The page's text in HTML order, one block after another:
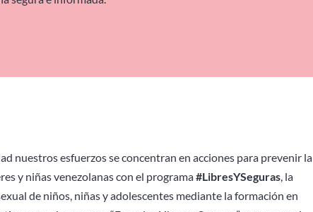
nuestros esfuerzos se concentran en acciones para prevenir la
y niñas venezolanas con el programa#LibresYSeguras, la
de niños, niñas y adolescentes mediante la formación en